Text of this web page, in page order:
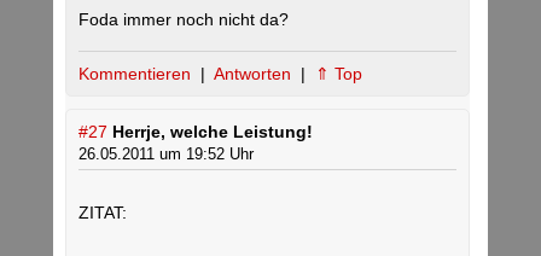
Foda immer noch nicht da?
Kommentieren | Antworten | ⇑ Top
#27 Herrje, welche Leistung!
26.05.2011 um 19:52 Uhr
ZITAT: